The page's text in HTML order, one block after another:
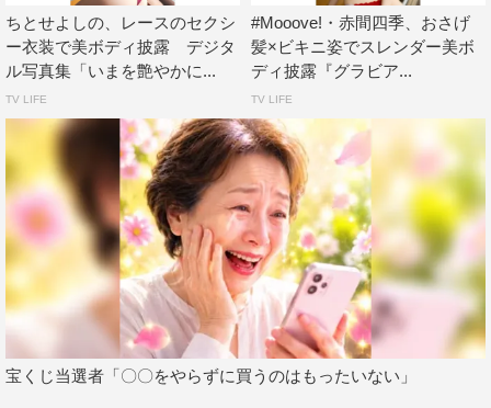
ちとせよしの、レースのセクシ
ー衣装で美ボディ披露 デジタ
ル写真集「いまを艶やかに...
TV LIFE
#Mooove!・赤間四季、おさげ
髪×ビキニ姿でスレンダー美ボ
ディ披露『グラビア...
TV LIFE
宝くじ当選者「〇〇をやらずに買うのはもったいない」